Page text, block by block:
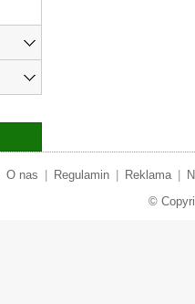
O nas Regulamin Reklama
©